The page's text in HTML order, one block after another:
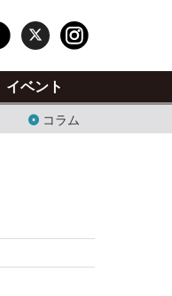
コラム
イベント